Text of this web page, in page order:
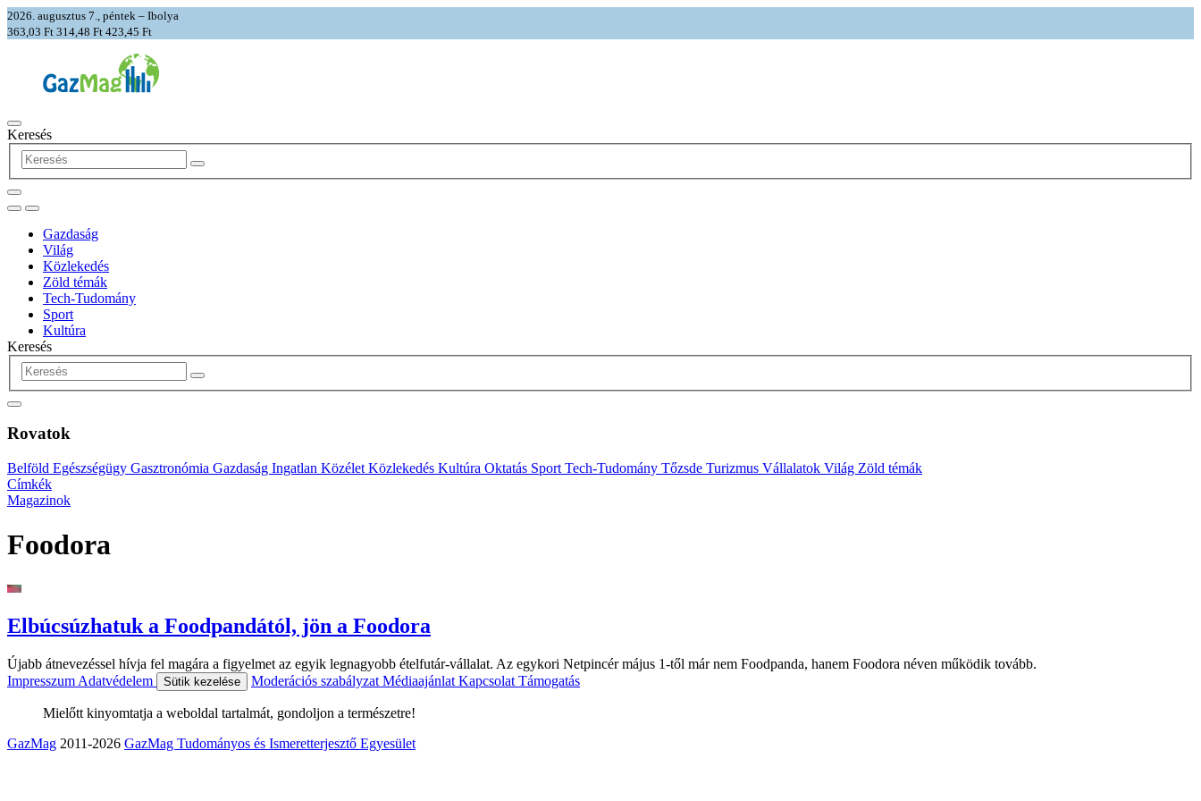
2026. augusztus 7., péntek – Ibolya
363,03 Ft 314,48 Ft 423,45 Ft
Keresés
Gazdaság
Világ
Közlekedés
Zöld témák
Tech-Tudomány
Sport
Kultúra
Keresés
Rovatok
Belföld Egészségügy Gasztronómia Gazdaság Ingatlan Közélet Közlekedés Kultúra Oktatás Sport Tech-Tudomány Tőzsde Turizmus Vállalatok Világ Zöld témák
Címkék
Magazinok
Foodora
Elbúcsúzhatuk a Foodpandától, jön a Foodora
Újabb átnevezéssel hívja fel magára a figyelmet az egyik legnagyobb ételfutár-vállalat. Az egykori Netpincér május 1-től már nem Foodpanda, hanem Foodora néven működik tovább.
Impresszum Adatvédelem Sütik kezelése Moderációs szabályzat Médiaajánlat Kapcsolat Támogatás
Mielőtt kinyomtatja a weboldal tartalmát, gondoljon a természetre!
GazMag 2011-2026 GazMag Tudományos és Ismeretterjesztő Egyesület